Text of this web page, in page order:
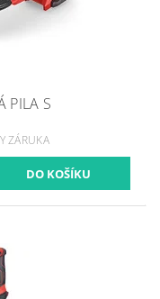
PILA S
ZÁRUKA